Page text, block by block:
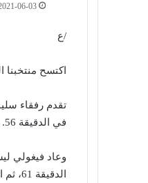
06-03
/ع
اكتسح منتخبنا الوطني ضيفه
في الدقيقة 56.
الدقيقة 61، ثم اختتم بغداد بونجاح رباعية فريقه في الدقيقة 71.